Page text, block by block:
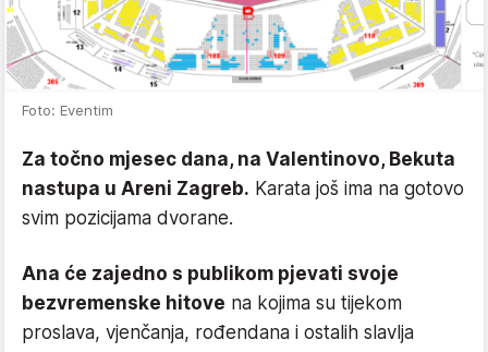
Foto: Eventim
Za točno mjesec dana, na Valentinovo, Bekuta
nastupa u Areni Zagreb. Karata još ima na gotovo
svim pozicijama dvorane.
Ana će zajedno s publikom pjevati svoje
bezvremenske hitove na kojima su tijekom
proslava, vjenčanja, rođendana i ostalih slavlja